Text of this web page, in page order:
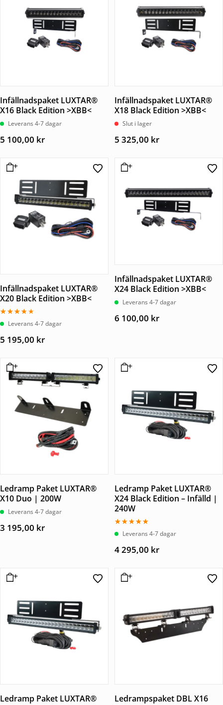
Infällnadspaket LUXTAR®
X16 Black Edition >XBB<
Leverans 4-7 dagar
5 100,00 kr
Infällnadspaket LUXTAR®
X18 Black Edition >XBB<
Slut i lager
5 325,00 kr
Infällnadspaket LUXTAR®
X20 Black Edition >XBB<
Betygsatt
3.50Leverans 4-7 dagar
5 195,00 kr
Infällnadspaket LUXTAR®
X24 Black Edition >XBB<
Leverans 4-7 dagar
6 100,00 kr
Ledramp Paket LUXTAR®
X10 Duo | 200W
Leverans 4-7 dagar
3 195,00 kr
Ledramp Paket LUXTAR®
X24 Black Edition – Infälld |
240W
Betygsatt
5.00Leverans 4-7 dagar
4 295,00 kr
Ledramp Paket LUXTAR®
Ledrampspaket DBL X16